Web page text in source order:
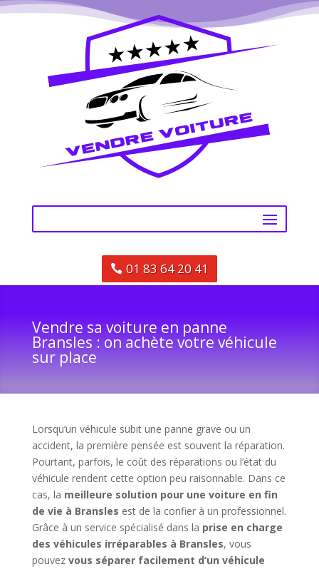
01 83 64 20 41
Vendre sa voiture en panne
Bransles : on achète votre véhicule
sur place
Lorsqu’un véhicule subit une panne grave ou un
accident, la première pensée est souvent la réparation.
Pourtant, parfois, le coût des réparations ou l’état du
véhicule rendent cette option peu raisonnable. Dans ce
cas, la meilleure solution pour une voiture en fin
de vie à Bransles est de la confier à un professionnel.
Grâce à un service spécialisé dans la prise en charge
des véhicules irréparables à Bransles, vous
pouvez vous séparer facilement d’un véhicule